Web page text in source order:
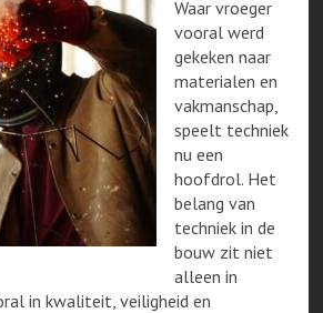
Waar vroeger
vooral werd
gekeken naar
materialen en
vakmanschap,
speelt techniek
nu een
hoofdrol. Het
belang van
techniek in de
bouw zit niet
alleen in
in kwaliteit, veiligheid en